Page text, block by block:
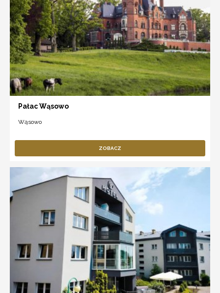
Pałac Wąsowo
Wąsowo
ZOBACZ